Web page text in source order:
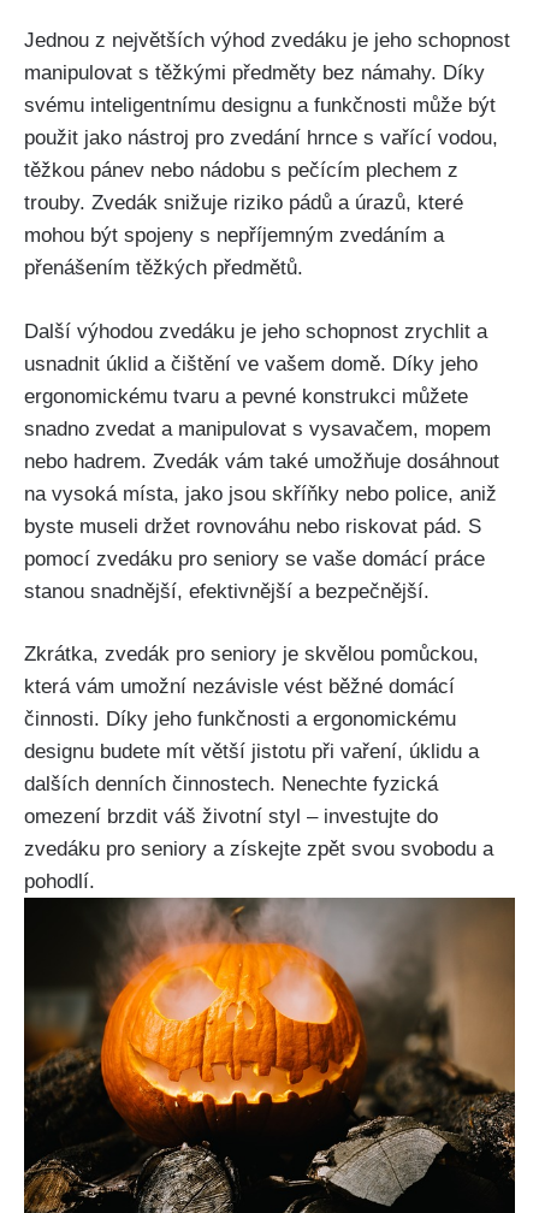
Jednou z největších výhod zvedáku je jeho schopnost
manipulovat s těžkými předměty bez námahy. Díky
svému inteligentnímu designu a funkčnosti může být
použit jako nástroj pro zvedání hrnce s vařící vodou,
těžkou pánev nebo nádobu s pečícím plechem z
trouby. Zvedák snižuje riziko pádů a úrazů, které
mohou být spojeny s nepříjemným zvedáním a
přenášením těžkých předmětů.
Další výhodou zvedáku je jeho schopnost zrychlit a
usnadnit úklid a čištění ve vašem domě. Díky jeho
ergonomickému tvaru a pevné konstrukci můžete
snadno zvedat a manipulovat s vysavačem, mopem
nebo hadrem. Zvedák vám také umožňuje dosáhnout
na vysoká místa, jako jsou skříňky nebo police, aniž
byste museli držet rovnováhu nebo riskovat pád. S
pomocí zvedáku pro seniory se vaše domácí práce
stanou snadnější, efektivnější a bezpečnější.
Zkrátka, zvedák pro seniory je skvělou pomůckou,
která vám umožní nezávisle vést běžné domácí
činnosti. Díky jeho funkčnosti a ergonomickému
designu budete mít větší jistotu při vaření, úklidu a
dalších denních činnostech. Nenechte fyzická
omezení brzdit váš životní styl – investujte do
zvedáku pro seniory a získejte zpět svou svobodu a
pohodlí.